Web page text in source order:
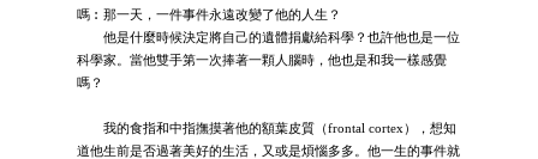
嗎︰那一天，一件事件永遠改變了他的人生？
他是什麼時候決定將自己的遺體捐獻給科學？也許他也是一位
科學家。當他雙手第一次捧著一顆人腦時，他也是和我一樣感覺
嗎？
我的食指和中指撫摸著他的額葉皮質（frontal cortex），想知
道他生前是否過著美好的生活，又或是煩惱多多。他一生的事件就